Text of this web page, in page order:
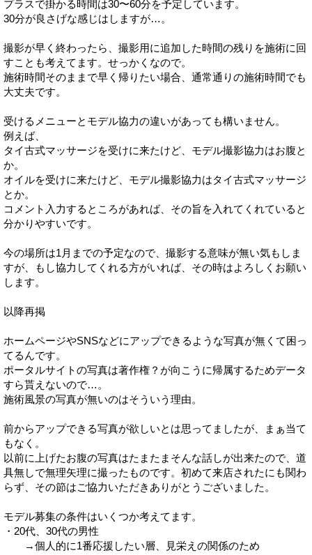
プラスで掛かる時間は30〜60分を予定しています。
30分が良さげな感じはしますが…。
撮影が早く終わったら、撮影用に追加した時間の残りを施術に回
すことも考えてます。せっかくなので。
施術時間そのままで早く帰りたい場合、通常通りの施術時間でも
大丈夫です。
受けるメニューとモデル協力の違いがあっても構いません。
例えば、
タイ古式マッサージを受けに来たけど、モデル撮影協力はお腹と
か。
オイルを受けに来たけど、モデル撮影協力はタイ古式マッサージ
とか。
コメント入力するところがあれば、その旨を入れてくれていると
分かりやすいです。
今の場所は1月までの予定なので、撮影する意味が無い気もしま
すが、もし協力してくれる方がいれば、その時はよろしくお願い
します。
以降再掲
ホームページやSNSなどにアップできるような写真が無くて困っ
てるんです。
ポータルサイトの写真は著作権？が向こうに帰属するためデータ
すら貰えないので…。
施術風景の写真が無いのはそういう理由。
前からアップできる写真が欲しいとは思ってましたが、まぁ当て
もなく。
以前に上げたお腹の写真はたまたまそんな話しが出来たので、道
具無しで無理矢理に撮ったものです。初めて来店されたにも関わ
らず、その節はご協力いただきありがとうございました。
モデル募集の条件はいくつか考えてます。
・20代、30代の男性
→個人的に1番応援したい層、見栄えの関係のため